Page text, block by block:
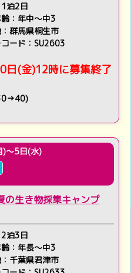
泊2日
：年中～中3
群馬県桐生市
ード：SU2603
日(金)12時に募集終了
～5日(水)
の生き物採集キャンプ
泊3日
：年長～中3
千葉県君津市